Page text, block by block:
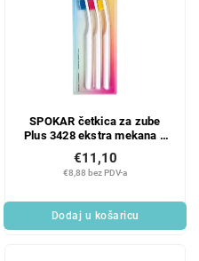
SPOKAR četkica za zube
Plus 3428 ekstra mekana 3
€8,88 bez PDV-a
€11,10
Dodaj u košaricu